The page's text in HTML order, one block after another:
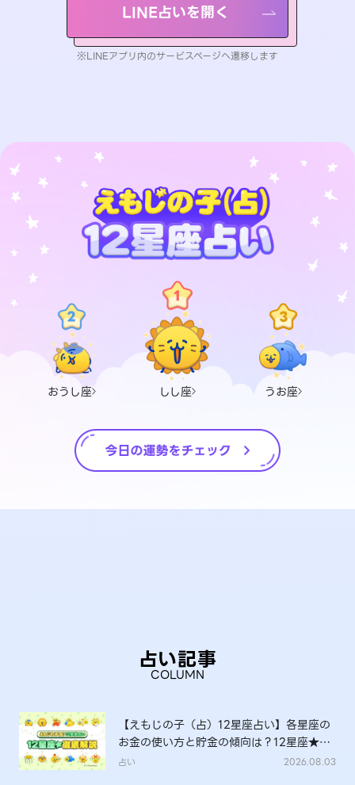
LINE占いを開く
※LINEアプリ内のサービスページへ遷移します
おうし座 しし座 うお座
占い記事
COLUMN
【えもじの子（占）12星座占い】各星座の
お金の使い方と貯金の傾向は？12星座★徹
底解説
占い 2026.08.03